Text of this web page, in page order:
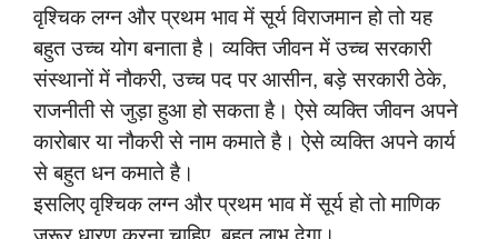
वृश्चिक लग्न और प्रथम भाव में सूर्य विराजमान हो तो यह
बहुत उच्च योग बनाता है। व्यक्ति जीवन में उच्च सरकारी
संस्थानों में नौकरी, उच्च पद पर आसीन, बड़े सरकारी ठेके,
राजनीती से जुड़ा हुआ हो सकता है। ऐसे व्यक्ति जीवन अपने
कारोबार या नौकरी से नाम कमाते है। ऐसे व्यक्ति अपने कार्य
से बहुत धन कमाते है।
इसलिए वृश्चिक लग्न और प्रथम भाव में सूर्य हो तो माणिक